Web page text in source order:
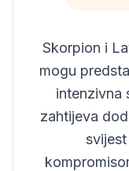
Skorpion i
mogu
intenzivna
zahtijeva